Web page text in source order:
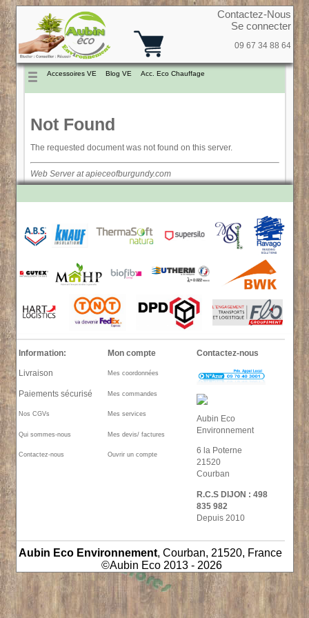
Contactez-Nous
Se connecter
09 67 34 88 64
Accessoires VE Blog VE Acc. Eco Chauffage
Not Found
The requested document was not found on this server.
Web Server at apieceofburgundy.com
Information:
Livraison
Paiements sécurisé
Nos CGVs
Qui sommes-nous
Contactez-nous
Mon compte
Mes coordonnées
Mes commandes
Mes services
Mes devis/ factures
Ouvrir un compte
Contactez-nous
Aubin Eco
Environnement
6 la Poterne
21520
Courban
R.C.S DIJON : 498
835 982
Depuis 2010
Aubin Eco Environnement, Courban, 21520, France
©Aubin Eco 2013 - 2026